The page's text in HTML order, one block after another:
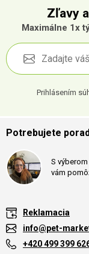
Zľavy
Maximálne 1x
Prihlásením
Potrebujete
S
vám
Reklamacia
info@pet-
+420 499 399